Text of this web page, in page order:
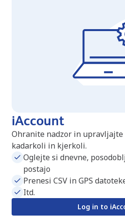
iAccount
Ohranite nadzor in upravljajte
kadarkoli in kjerkoli.
Oglejte si dnevne,
postajo
Prenesi CSV in GPS
Itd.
Log in to